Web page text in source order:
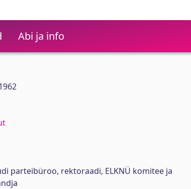
Abi ja info
parteibüroo, rektoraadi, ELKNÜ komitee ja